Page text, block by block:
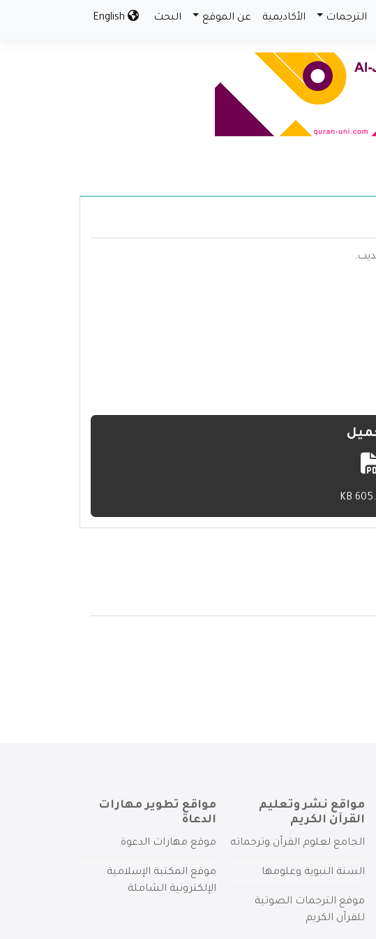
الترجمات الأكاديمية عن الموقع البحث
مواقع نشر وتعليم
القرآن الكريم
الجامع لعلوم القرآن وترجماته
السنة النبوية وعلومها
موقع الترجمات الصوتية
للقرآن الكريم
مواقع تطوير مهارات
الدعاة
موقع مهارات الدعوة
موقع المكتبة الإسلامية
الإلكترونية الشاملة